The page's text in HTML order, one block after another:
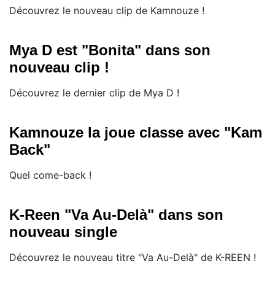
Découvrez le nouveau clip de Kamnouze !
Mya D est "Bonita" dans son
nouveau clip !
Découvrez le dernier clip de Mya D !
Kamnouze la joue classe avec "Kam
Back"
Quel come-back !
K-Reen "Va Au-Delà" dans son
nouveau single
Découvrez le nouveau titre "Va Au-Delà" de K-REEN !